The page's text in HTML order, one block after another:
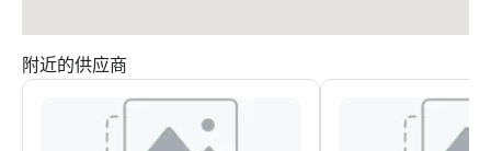
附近的供应商